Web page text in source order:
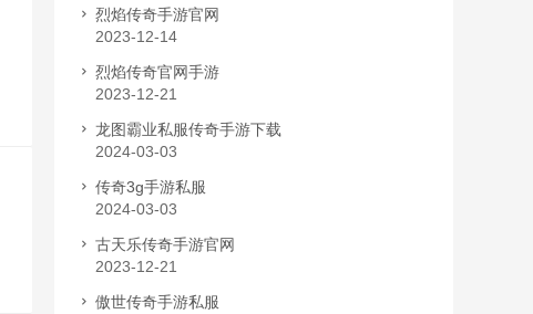
烈焰传奇手游官网
2023-12-14
烈焰传奇官网手游
2023-12-21
龙图霸业私服传奇手游下载
2024-03-03
传奇3g手游私服
2024-03-03
古天乐传奇手游官网
2023-12-21
傲世传奇手游私服